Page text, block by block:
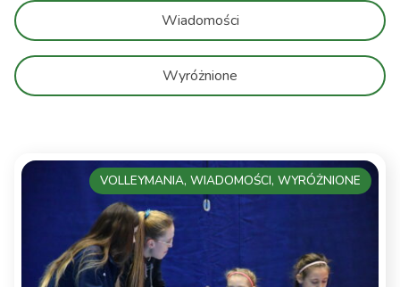
Wiadomości
Wyróżnione
VOLLEYMANIA, WIADOMOŚCI, WYRÓŻNIONE